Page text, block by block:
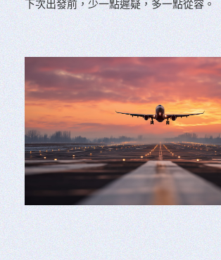
下次出發前，少一點遲疑，多一點從容。